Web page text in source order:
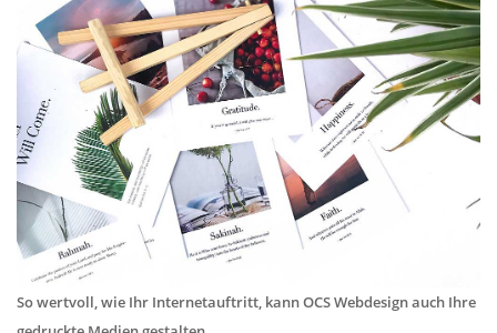
So wertvoll, wie Ihr Internetauftritt, kann OCS Webdesign auch Ihre